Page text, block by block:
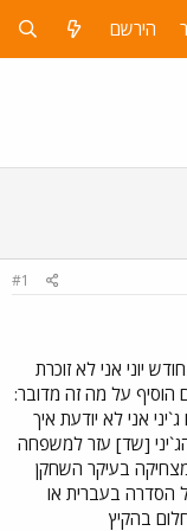
הירשם
#1
סדרה שהייתה שנה שעברה בערוץ 2 בחודש יוני אני לא זוכרת
הוסיף על מה זה מדובר:
אני לא יודעת איך
[שד] עזר למשפחה
בעיקר השחקן
הסדרה בעברית או
בהקיץ